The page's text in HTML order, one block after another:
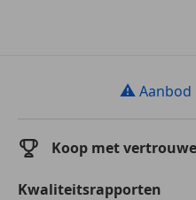
⚠
Koop met
Kwaliteitsrapporten